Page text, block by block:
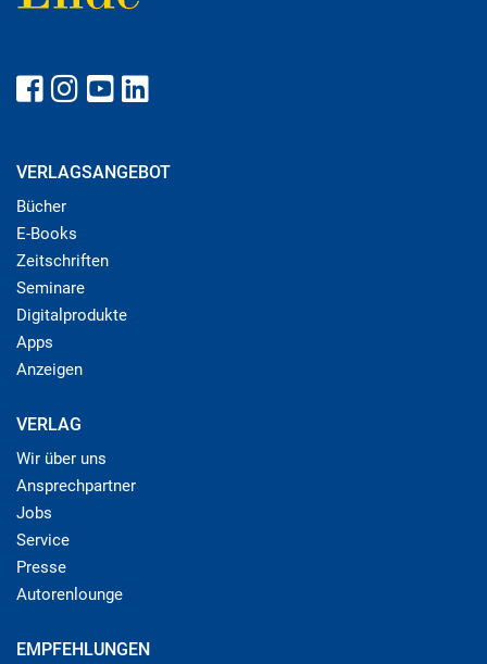
VERLAGSANGEBOT
Bücher
E-Books
Zeitschriften
Seminare
Digitalprodukte
Apps
Anzeigen
VERLAG
Wir über uns
Ansprechpartner
Jobs
Service
Presse
Autorenlounge
EMPFEHLUNGEN